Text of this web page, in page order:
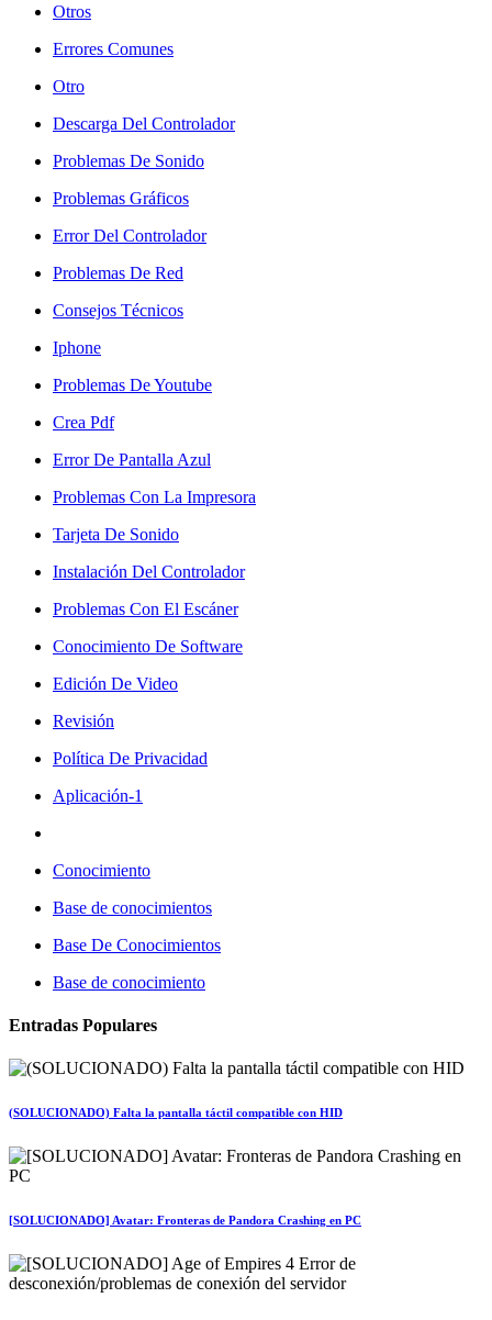
Otros
Errores Comunes
Otro
Descarga Del Controlador
Problemas De Sonido
Problemas Gráficos
Error Del Controlador
Problemas De Red
Consejos Técnicos
Iphone
Problemas De Youtube
Crea Pdf
Error De Pantalla Azul
Problemas Con La Impresora
Tarjeta De Sonido
Instalación Del Controlador
Problemas Con El Escáner
Conocimiento De Software
Edición De Video
Revisión
Política De Privacidad
Aplicación-1
Conocimiento
Base de conocimientos
Base De Conocimientos
Base de conocimiento
Entradas Populares
(SOLUCIONADO) Falta la pantalla táctil compatible con HID
[SOLUCIONADO] Avatar: Fronteras de Pandora Crashing en PC